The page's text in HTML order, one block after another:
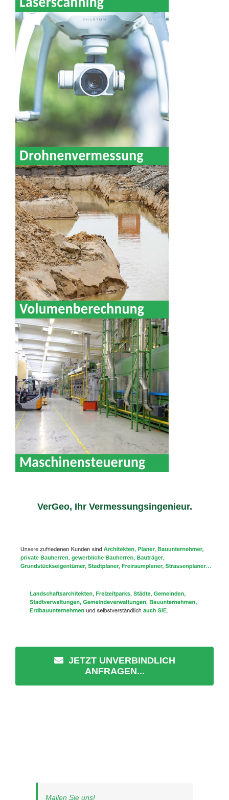
VerGeo, Ihr Vermessungsingenieur.
JETZT UNVERBINDLICH
ANFRAGEN...
Mailen Sie uns!